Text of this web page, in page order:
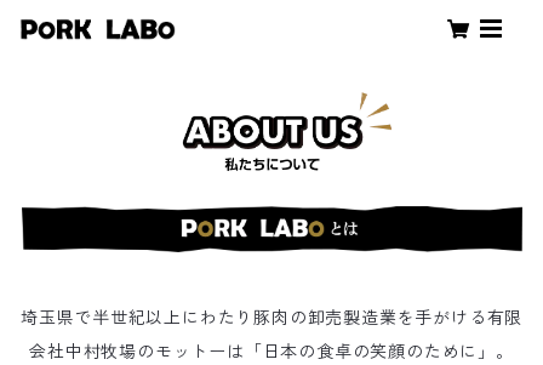
埼玉県で半世紀以上にわたり豚肉の卸売製造業を手がける有限
会社中村牧場のモットーは「日本の食卓の笑顔のために」。